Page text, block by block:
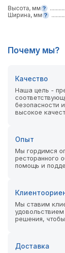
Высота, мм
Ширина, мм
Почему мы?
Качество
Наша цель -
безопасности
высокое
Опыт
Мы гордимся
ресторанного
помощь и
Мы ставим
решения,
Доставка